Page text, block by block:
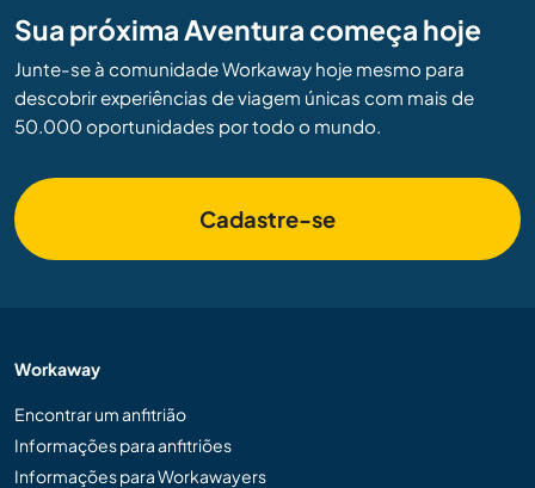
Sua próxima Aventura começa hoje
Junte-se à comunidade Workaway hoje mesmo para
descobrir experiências de viagem únicas com mais de
50.000 oportunidades por todo o mundo.
Cadastre-se
Workaway
Encontrar um anfitrião
Informações para anfitriões
Informações para Workawayers